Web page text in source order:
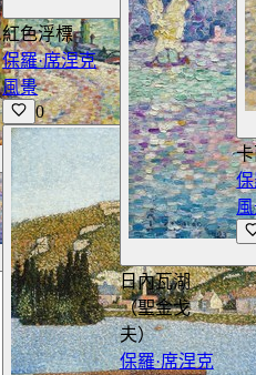
查看詳情
查看詳情
紅色浮標
保羅·席涅克
風景
0
日內瓦湖
（聖金戈
夫）
保羅·席涅克